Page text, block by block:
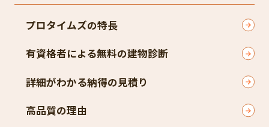
プロタイムズの特長
有資格者による無料の建物診断
詳細がわかる納得の見積り
高品質の理由